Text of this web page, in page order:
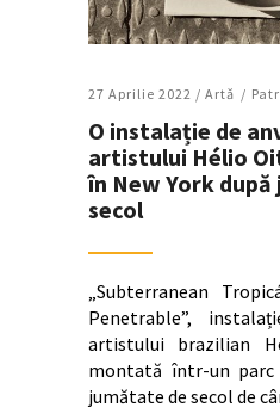
27 Aprilie 2022 / Artǎ
O instalație de
artistului Hélio
în New York
secol
„Subterranean
Penetrable”,
artistului brazilian
montată într-un parc
jumătate de secol de